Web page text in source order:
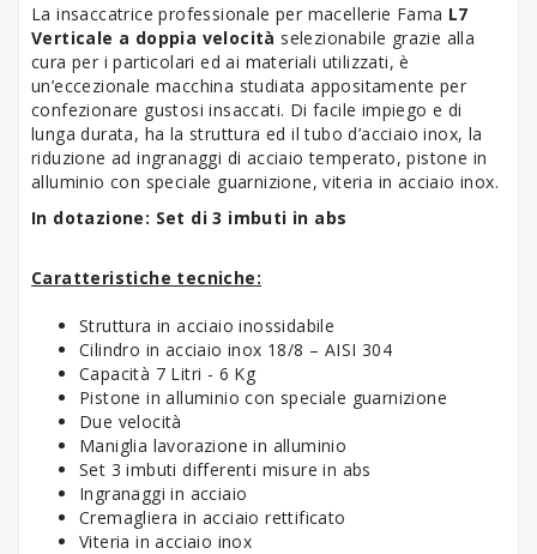
La insaccatrice professionale per macellerie Fama L7
Verticale a doppia velocità selezionabile grazie alla
cura per i particolari ed ai materiali utilizzati, è
un’eccezionale macchina studiata appositamente per
confezionare gustosi insaccati. Di facile impiego e di
lunga durata, ha la struttura ed il tubo d’acciaio inox, la
riduzione ad ingranaggi di acciaio temperato, pistone in
alluminio con speciale guarnizione, viteria in acciaio inox.
In dotazione: Set di 3 imbuti in abs
Caratteristiche tecniche:
Struttura in acciaio inossidabile
Cilindro in acciaio inox 18/8 – AISI 304
Capacità 7 Litri - 6 Kg
Pistone in alluminio con speciale guarnizione
Due velocità
Maniglia lavorazione in alluminio
Set 3 imbuti differenti misure in abs
Ingranaggi in acciaio
Cremagliera in acciaio rettificato
Viteria in acciaio inox